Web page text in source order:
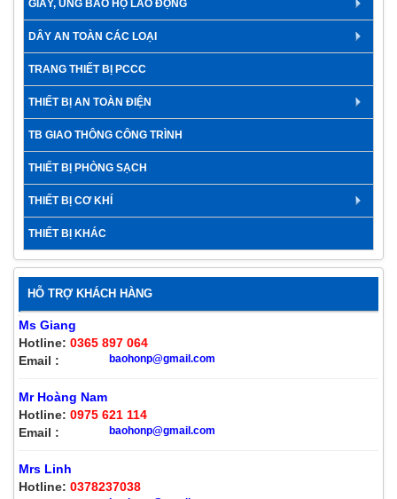
GIÀY, ỦNG BẢO HỘ LAO ĐỘNG
DÂY AN TOÀN CÁC LOẠI
TRANG THIẾT BỊ PCCC
THIẾT BỊ AN TOÀN ĐIỆN
TB GIAO THÔNG CÔNG TRÌNH
THIẾT BỊ PHÒNG SẠCH
THIẾT BỊ CƠ KHÍ
THIẾT BỊ KHÁC
HỖ TRỢ KHÁCH HÀNG
Ms Giang
Hotline: 0365 897 064
Email :
baohonp@gmail.com
Mr Hoàng Nam
Hotline: 0975 621 114
Email :
baohonp@gmail.com
Mrs Linh
Hotline: 0378237038